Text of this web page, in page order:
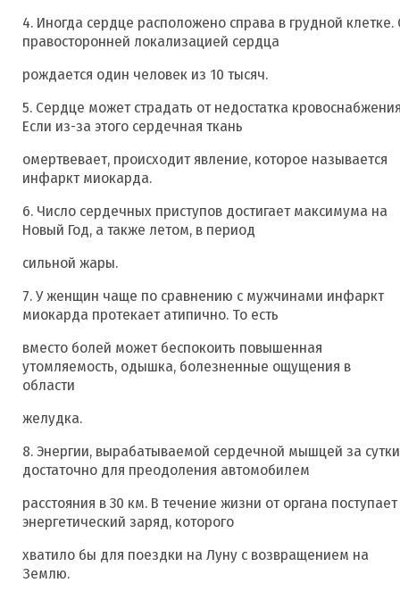
4. Иногда сердце расположено справа в грудной клетке.
правосторонней локализацией сердца
рождается один человек из 10 тысяч.
5. Сердце может страдать от недостатка
Если из-за этого сердечная ткань
омертвевает, происходит явление, которое называется
инфаркт миокарда.
6. Число сердечных приступов достигает максимума на
Новый Год, а также летом, в период
сильной жары.
7. У женщин чаще по сравнению с мужчинами инфаркт
миокарда протекает атипично. То есть
вместо болей может беспокоить повышенная
утомляемость, одышка, болезненные ощущения в
области
желудка.
8. Энергии, вырабатываемой сердечной мышцей за
достаточно для преодоления автомобилем
расстояния в 30 км. В течение жизни от органа поступает
энергетический заряд, которого
хватило бы для поездки на Луну с возвращением на
Землю.